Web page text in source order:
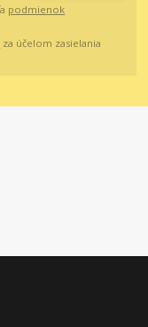
podmienok
za účelom zasielania